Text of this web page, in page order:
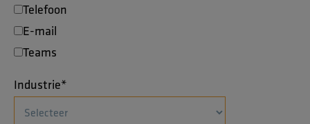
Telefoon
E-mail
Teams
Industrie*